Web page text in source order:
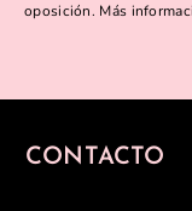
oposición. Más
CONTACTO